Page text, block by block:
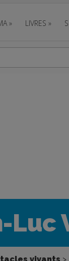
» LIVRES »